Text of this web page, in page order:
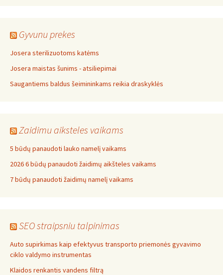
Gyvunu prekes
Josera sterilizuotoms katėms
Josera maistas šunims - atsiliepimai
Saugantiems baldus šeimininkams reikia draskyklės
Zaidimu aiksteles vaikams
5 būdų panaudoti lauko namelį vaikams
2026 6 būdų panaudoti žaidimų aikšteles vaikams
7 būdų panaudoti žaidimų namelį vaikams
SEO straipsniu talpinimas
Auto supirkimas kaip efektyvus transporto priemonės gyvavimo
ciklo valdymo instrumentas
Klaidos renkantis vandens filtrą